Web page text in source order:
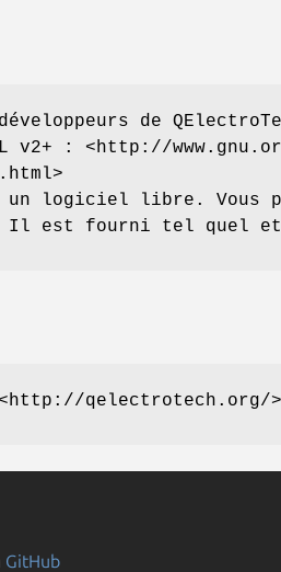
de
v2+ : <http://
un logiciel libre. Vous
fourni tel quel et
qelectrotech.org/>
GitHub